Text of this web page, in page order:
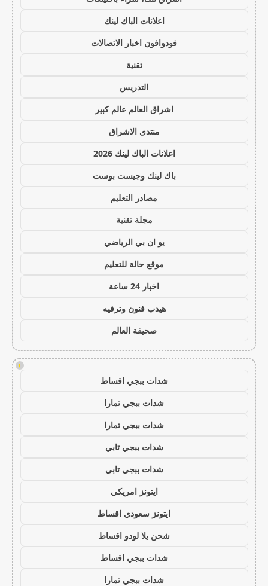
اعلانات الباك لينك
فودوافون اخبار الاتصالات
تقنية
التدريس
اشراق العالم عالم كبير
منتدى الاشراق
اعلانات الباك لينك 2026
باك لينك وجيست بوست
مصادر التعليم
مجلة تقنية
يو ان بي الرياضي
موقع حالة للتعليم
اخبار 24 ساعة
هيدب فنون وترفيه
صحيفة العالم
!
شدات ببجي اقساط
شدات ببجي تمارا
شدات ببجي تمارا
شدات ببجي تابي
شدات ببجي تابي
ايتونز امريكي
ايتونز سعودي اقساط
شحن يلا لودو اقساط
شدات ببجي اقساط
شدات ببجي تمارا